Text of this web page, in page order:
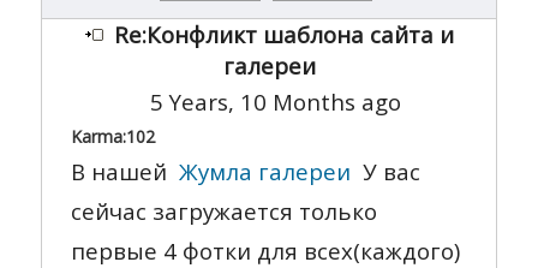
Re:Конфликт шаблона сайта и
галереи
5 Years, 10 Months ago
Karma:102
В нашей Жумла галереи У вас
сейчас загружается только
первые 4 фотки для всех(каждого)